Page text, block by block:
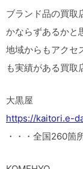
ブランド品の買取
かならずあるかと
地域からもアクセ
も実績がある買取
大黒屋
https://kaitori.e-
・・・全国260箇